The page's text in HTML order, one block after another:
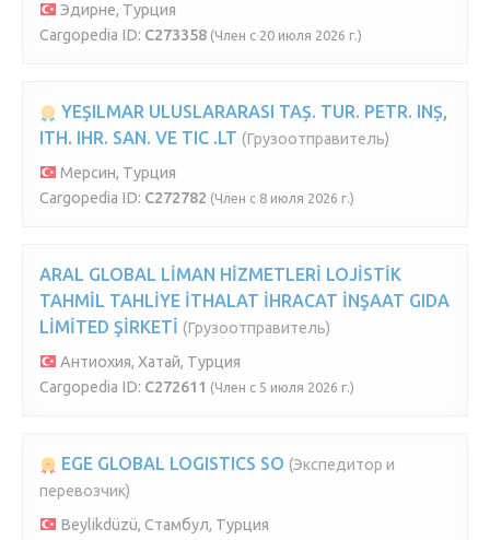
Эдирне, Турция
Cargopedia ID: C273358 (Член с 20 июля 2026 г.)
YEŞILMAR ULUSLARARASI TAȘ. TUR. PETR. INȘ,
ITH. IHR. SAN. VE TIC .LT (Грузоотправитель)
Мерсин, Турция
Cargopedia ID: C272782 (Член с 8 июля 2026 г.)
ARAL GLOBAL LİMAN HİZMETLERİ LOJİSTİK
TAHMİL TAHLİYE İTHALAT İHRACAT İNŞAAT GIDA
LİMİTED ŞİRKETİ (Грузоотправитель)
Антиохия, Хатай, Турция
Cargopedia ID: C272611 (Член с 5 июля 2026 г.)
EGE GLOBAL LOGISTICS SO (Экспедитор и
перевозчик)
Beylikdüzü, Стамбул, Турция